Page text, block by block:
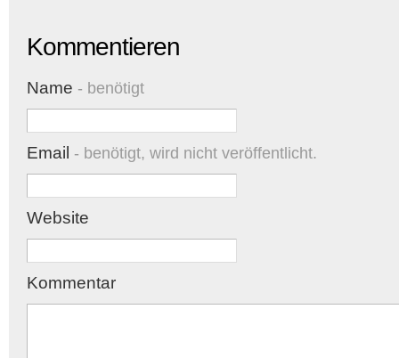
Kommentieren
Name - benötigt
Email - benötigt, wird nicht veröffentlicht.
Website
Kommentar